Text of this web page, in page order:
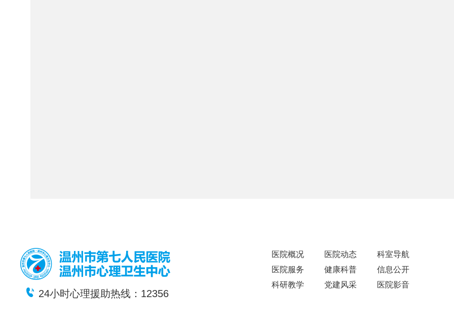
24小时心理援助热线：12356
医院概况 医院动态
科室导航
医院服务
健康科普
信息公开
科研教学
党建风采 医院影音